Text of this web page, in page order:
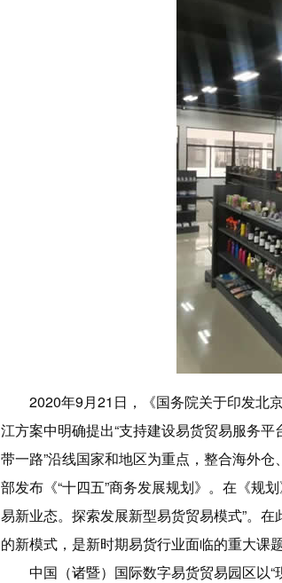
2020年9月21日，《国务院关于印发北
江方案中明确提出“支持建设易货贸易服务
带一路”沿线国家和地区为重点，整合海外
部发布《“十四五”商务发展规划》。在《规
易新业态。探索发展新型易货贸易模式”。
的新模式，是新时期易货行业面临的重大课题
中国（诸暨）国际数字易货贸易园区以